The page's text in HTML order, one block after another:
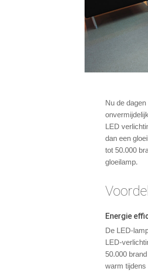
Nu de
LED
dan een
tot 50.000
gloeilamp.
Energie
De LED-
LED-
50.000
warm tijdens